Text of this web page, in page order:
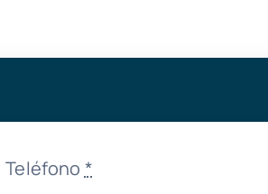
Teléfono *